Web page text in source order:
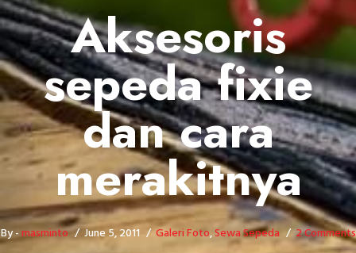
Aksesoris
sepeda fixie
dan cara
merakitnya
By -masminto June 5, 2011 Galeri Foto,Sewa Sepeda 2 Comments